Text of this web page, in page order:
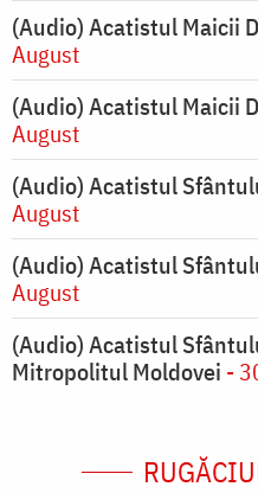
(Audio) Acatistul Maicii
August
(Audio) Acatistul Maicii
August
(Audio) Acatistul
August
(Audio) Acatistul
August
(Audio) Acatistul
Mitropolitul Moldovei -